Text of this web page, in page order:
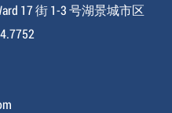
17 街 1-3 号湖景城市区